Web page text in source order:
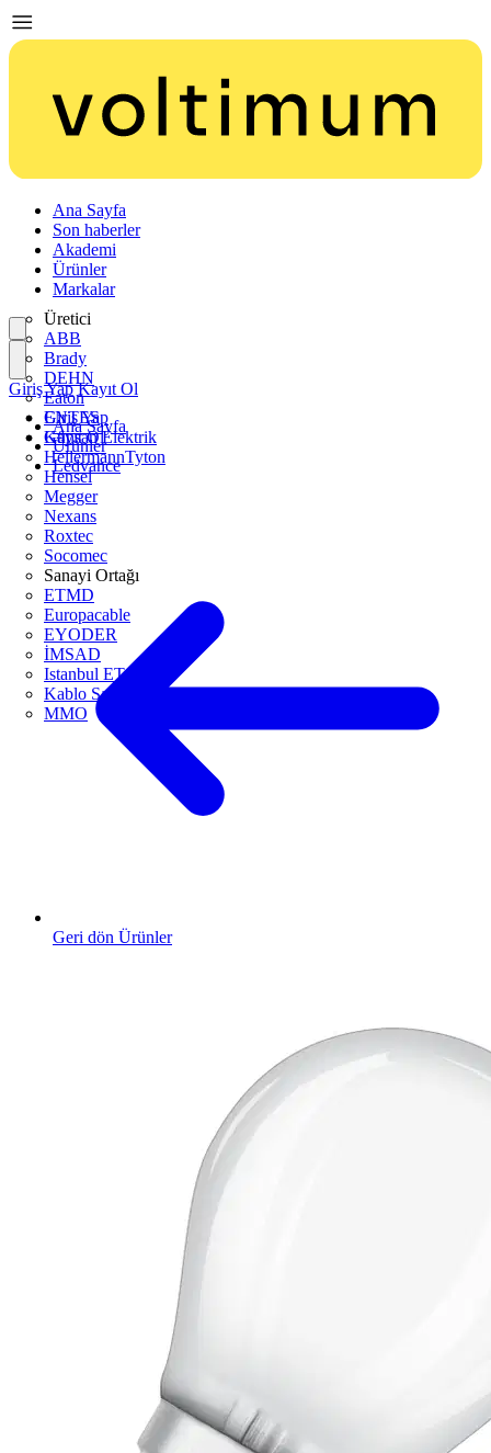
Ana Sayfa
Son haberler
Akademi
Ürünler
Markalar
Üretici
ABB
Brady
DEHN
Eaton
ENTES
Günsan Elektrik
HellermannTyton
Hensel
Megger
Nexans
Roxtec
Socomec
Sanayi Ortağı
ETMD
Europacable
EYODER
İMSAD
Istanbul ETO
Kablo Sanayicileri Derneği
MMO
Giriş Yap
Kayıt Ol
Giriş Yap Kayıt Ol
Ana Sayfa
Ürünler
Ledvance
Geri dön Ürünler